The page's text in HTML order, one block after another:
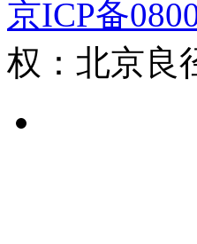
京ICP备
权：北京良